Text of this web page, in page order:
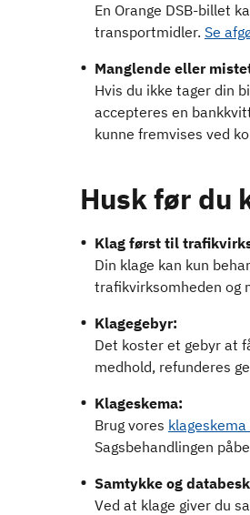
En Orange DSB-billet
transportmidler. Se
Manglende eller
Hvis du ikke tager din
accepteres en
kunne fremvises ved
Husk før du
Klag først til
Din klage kan kun
trafikvirksomheden og
Klagegebyr:
Det koster et gebyr at
medhold, refunderes
Klageskema:
Brug vores klageskema
Sagsbehandlingen
Samtykke og
Ved at klage giver du